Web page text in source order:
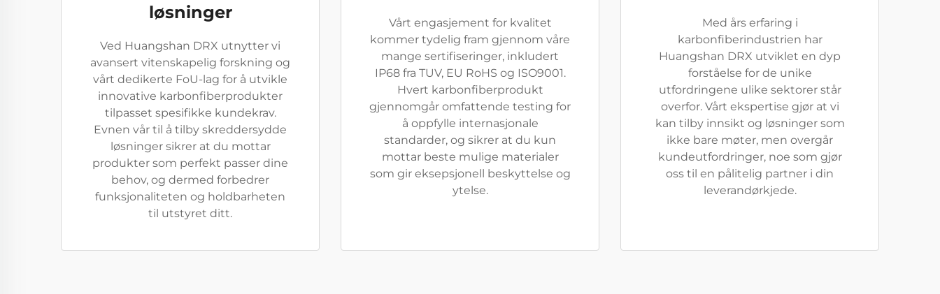
løsninger
Ved Huangshan DRX utnytter vi
avansert vitenskapelig forskning og
vårt dedikerte FoU-lag for å utvikle
innovative karbonfiberprodukter
tilpasset spesifikke kundekrav.
Evnen vår til å tilby skreddersydde
løsninger sikrer at du mottar
produkter som perfekt passer dine
behov, og dermed forbedrer
funksjonaliteten og holdbarheten
til utstyret ditt.
Vårt engasjement for kvalitet
kommer tydelig fram gjennom våre
mange sertifiseringer, inkludert
IP68 fra TUV, EU RoHS og ISO9001.
Hvert karbonfiberprodukt
gjennomgår omfattende testing for
å oppfylle internasjonale
standarder, og sikrer at du kun
mottar beste mulige materialer
som gir eksepsjonell beskyttelse og
ytelse.
Med års erfaring i
karbonfiberindustrien har
Huangshan DRX utviklet en dyp
forståelse for de unike
utfordringene ulike sektorer står
overfor. Vårt ekspertise gjør at vi
kan tilby innsikt og løsninger som
ikke bare møter, men overgår
kundeutfordringer, noe som gjør
oss til en pålitelig partner i din
leverandørkjede.